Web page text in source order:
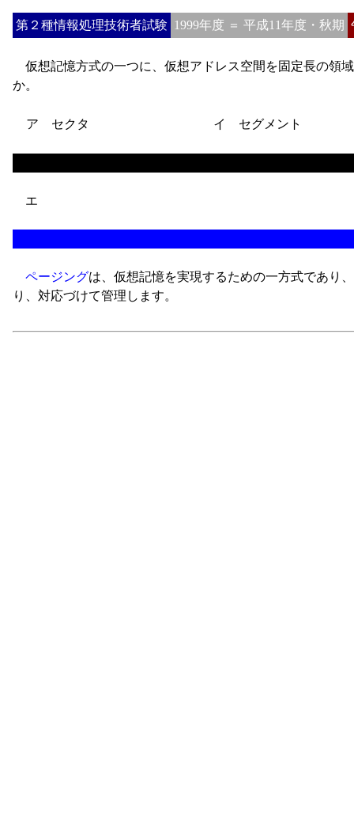
第２種情報処理技術者試験 1999年度 ＝ 平成11年度・秋期
仮想記憶方式の一つに、仮想アドレス空間を固定長の領
か。
ア セクタ イ セグメント
エ
ページングは、仮想記憶を実現するための一方式であり
り、対応づけて管理します。